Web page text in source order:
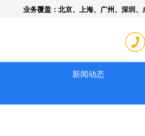
业务覆盖：北京、上海、广州、深圳
新闻动态